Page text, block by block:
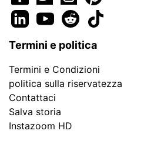
Termini e politica
Termini e Condizioni
politica sulla riservatezza
Contattaci
Salva storia
Instazoom HD